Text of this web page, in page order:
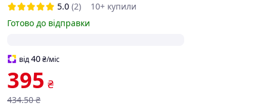
5.0 (2)
10+ купили
Готово до відправки
від40₴/міс
395 ₴
434.50 ₴